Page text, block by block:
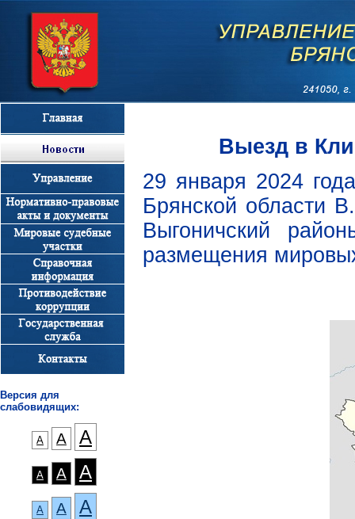
Версия для
слабовидящих:
А А А
А А А
А А А
Выезд в
29 января 2024
Брянской области
Выгоничский
размещения